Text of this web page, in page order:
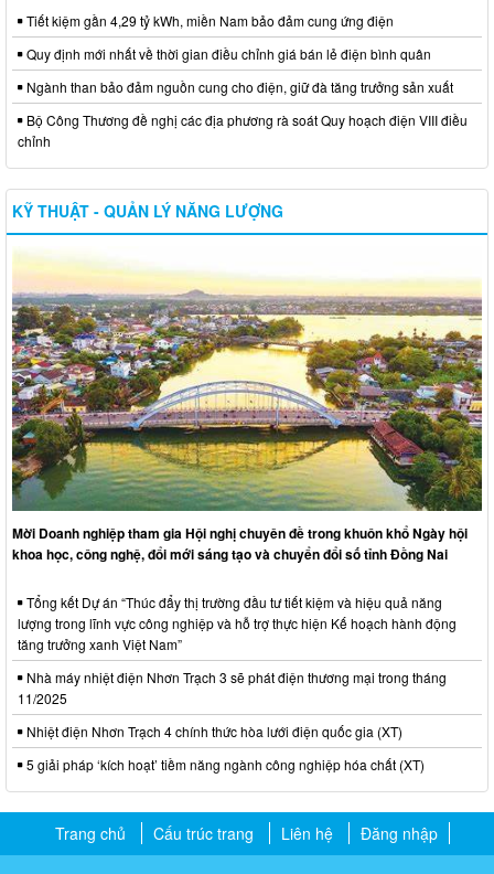
Tiết kiệm gần 4,29 tỷ kWh, miền Nam bảo đảm cung ứng điện
Quy định mới nhất về thời gian điều chỉnh giá bán lẻ điện bình quân
Ngành than bảo đảm nguồn cung cho điện, giữ đà tăng trưởng sản xuất
Bộ Công Thương đề nghị các địa phương rà soát Quy hoạch điện VIII điều
chỉnh
KỸ THUẬT - QUẢN LÝ NĂNG LƯỢNG
Mời Doanh nghiệp tham gia Hội nghị chuyên đề trong khuôn khổ Ngày hội
khoa học, công nghệ, đổi mới sáng tạo và chuyển đổi số tỉnh Đồng Nai
Tổng kết Dự án “Thúc đẩy thị trường đầu tư tiết kiệm và hiệu quả năng
lượng trong lĩnh vực công nghiệp và hỗ trợ thực hiện Kế hoạch hành động
tăng trưởng xanh Việt Nam”
Nhà máy nhiệt điện Nhơn Trạch 3 sẽ phát điện thương mại trong tháng
11/2025
Nhiệt điện Nhơn Trạch 4 chính thức hòa lưới điện quốc gia (XT)
5 giải pháp ‘kích hoạt’ tiềm năng ngành công nghiệp hóa chất (XT)
Trang chủ Cấu trúc trang Liên hệ Đăng nhập